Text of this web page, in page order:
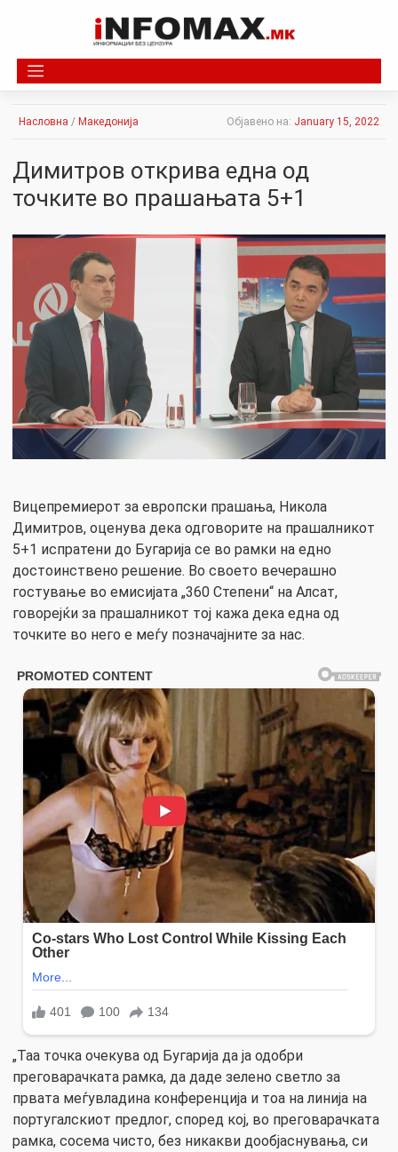
Насловна / Македонија Објавено на: January 15, 2022
Димитров открива една од
точките во прашањата 5+1
Вицепремиерот за европски прашања, Никола
Димитров, оценува дека одговорите на прашалникот
5+1 испратени до Бугарија се во рамки на едно
достоинствено решение. Во своето вечерашно
гостување во емисијата „360 Степени“ на Алсат,
говорејќи за прашалникот тој кажа дека една од
точките во него е меѓу позначајните за нас.
„Таа точка очекува од Бугарија да ја одобри
преговарачката рамка, да даде зелено светло за
првата меѓувладина конференција и тоа на линија на
португалскиот предлог, според кој, во преговарачката
рамка, сосема чисто, без никакви дообјаснувања, си